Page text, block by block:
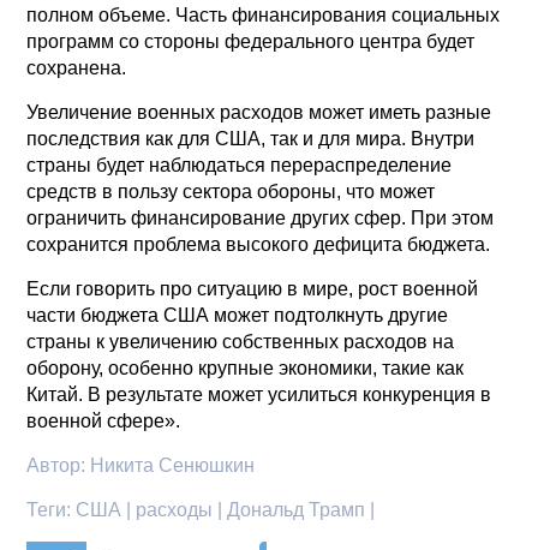
полном объеме. Часть финансирования социальных
программ со стороны федерального центра будет
сохранена.
Увеличение военных расходов может иметь разные
последствия как для США, так и для мира. Внутри
страны будет наблюдаться перераспределение
средств в пользу сектора обороны, что может
ограничить финансирование других сфер. При этом
сохранится проблема высокого дефицита бюджета.
Если говорить про ситуацию в мире, рост военной
части бюджета США может подтолкнуть другие
страны к увеличению собственных расходов на
оборону, особенно крупные экономики, такие как
Китай. В результате может усилиться конкуренция в
военной сфере».
Автор: Никита Сенюшкин
Теги: США | расходы | Дональд Трамп |